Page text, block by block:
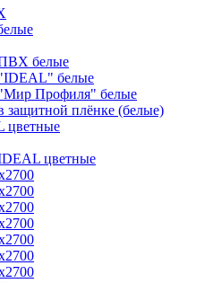
белые
белые
Профиля" белые
защитной плёнке (белые)
цветные
цветные